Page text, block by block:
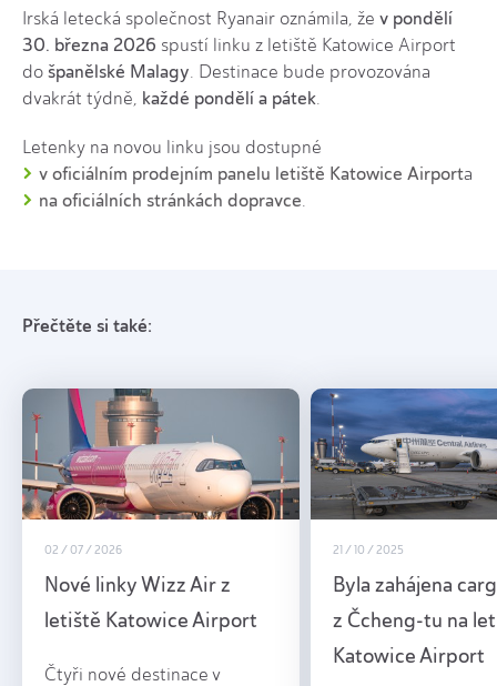
Irská letecká společnost Ryanair oznámila, že v pondělí
30. března 2026 spustí linku z letiště Katowice Airport
do španělské Malagy. Destinace bude provozována
dvakrát týdně, každé pondělí a pátek.
Letenky na novou linku jsou dostupné
v oficiálním prodejním panelu letiště Katowice Airporta
na oficiálních stránkách dopravce.
Přečtěte si také:
02 / 07 / 2026
Nové linky Wizz Air z
letiště Katowice Airport
Čtyři nové destinace v
21 / 10 / 2025
Byla zahájena
z Čcheng-tu na
Katowice Airport